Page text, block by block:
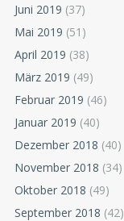
Juni 2019 (37)
Mai 2019 (51)
April 2019 (38)
März 2019 (49)
Februar 2019 (46)
Januar 2019 (40)
Dezember 2018 (40)
November 2018 (34)
Oktober 2018 (49)
September 2018 (42)